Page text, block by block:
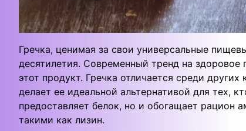
Гречка, ценимая за свои универсальные
десятилетия. Современный тренд на здоровое
этот продукт. Гречка отличается среди
делает ее идеальной альтернативой для тех,
предоставляет белок, но и обогащает рацион
такими как лизин.